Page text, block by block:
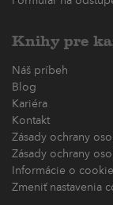
Knihy pre
Náš príbeh
Blog
Kariéra
Kontakt
Zásady ochrany
Zásady ochrany
Informácie o
Zmeniť nastavenia